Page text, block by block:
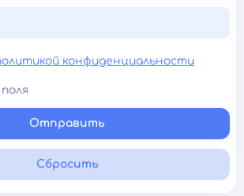
конфиденциальности
Отправить
Сбросить